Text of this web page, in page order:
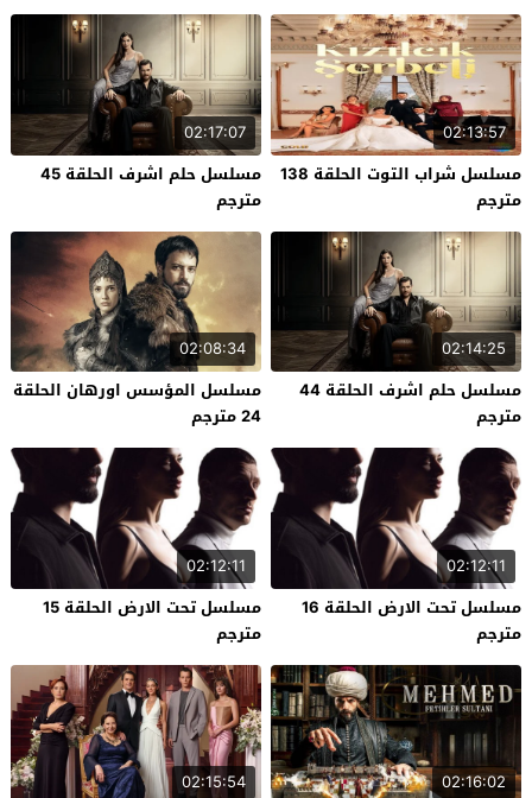
02:13:57
مسلسل شراب التوت الحلقة 138
مترجم
02:17:07
مسلسل حلم اشرف الحلقة 45
مترجم
02:14:25
مسلسل حلم اشرف الحلقة 44
مترجم
02:08:34
مسلسل المؤسس اورهان الحلقة
24 مترجم
02:12:11
مسلسل تحت الارض الحلقة 16
مترجم
02:12:11
مسلسل تحت الارض الحلقة 15
مترجم
02:16:02
02:15:54